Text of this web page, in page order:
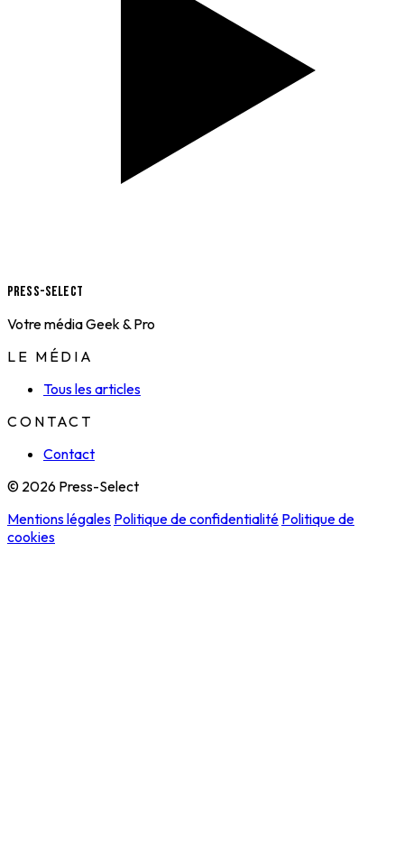
Press-Select
Votre média Geek & Pro
LE MÉDIA
Tous les articles
CONTACT
Contact
© 2026 Press-Select
Mentions légales Politique de confidentialité Politique de
cookies